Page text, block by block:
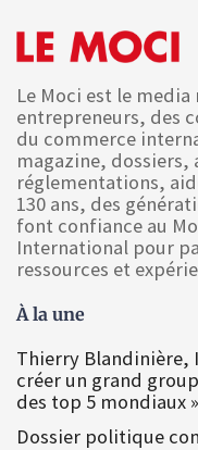
Le Moci est le media
entrepreneurs, des
du commerce
magazine,
réglementations,
130 ans, des
font confiance au
International pour
ressources et
À la une
Thierry Blandinière,
créer un grand
des top 5 mondiaux »
Dossier politique